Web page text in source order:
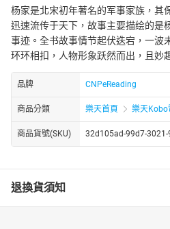
杨家是北宋初年著名的军事家族，其
迅速流传于天下，故事主要描绘的是
事迹。全书故事情节起伏迭宕，一波
环环相扣，人物形象跃然而出，且妙
品牌 CNPeReading
商品分類 樂天首頁 樂天Kobo
商品貨號(SKU) 32d105ad-99d7-
退換貨須知